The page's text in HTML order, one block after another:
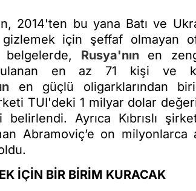
2014'ten bu yana Batı ve
gizlemek için şeffaf olmayan
belgelerde, Rusya'nınen
en az 71 kişi ve
en güçlü oligarklarından
TUI'deki 1 milyar dolar
Ayrıca Kıbrıslı
Abramoviç’e on milyonlarca
İÇİN BİR BİRİM KURACAK